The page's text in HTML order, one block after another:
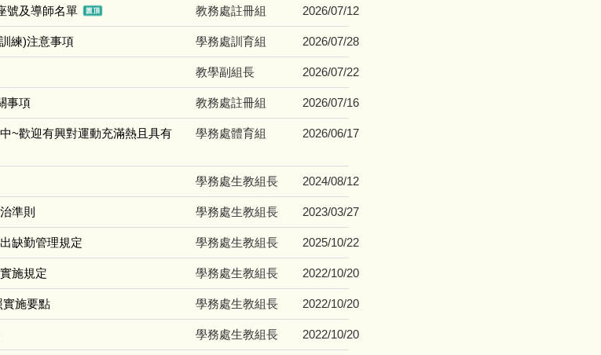
號及導師名單 教務處註冊組 2026/07/12
練)注意事項 學務處訓育組 2026/07/28
教學副組長 2026/07/22
事項 教務處註冊組 2026/07/16
~歡迎有興對運動充滿熱且具有
學務處體育組 2026/06/17
學務處生教組長 2024/08/12
準則 學務處生教組長 2023/03/27
缺勤管理規定 學務處生教組長 2025/10/22
施規定 學務處生教組長 2022/10/20
實施要點 學務處生教組長 2022/10/20
學務處生教組長 2022/10/20